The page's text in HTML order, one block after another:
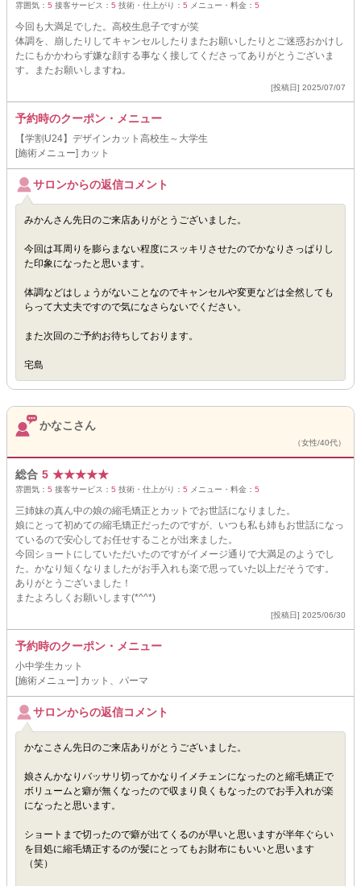
雰囲気： 5 接客サービス： 5 技術・仕上がり： 5 メニュー・料金： 5
今回も大満足でした。高校生息子ですが笑
体調を、崩したりしてキャンセルしたりまたお願いしたりとご迷惑おかけし
たにもかかわらず嫌な顔する事なく接してくださってありがとうございま
す。またお願いしますね。
[投稿日] 2025/07/07
予約時のクーポン・メニュー
【学割U24】デザインカット高校生～大学生
[施術メニュー] カット
サロンからの返信コメント
みかんさん先日のご来店ありがとうございました。
今回は耳周りを膨らまない程度にスッキリさせたのでかなりさっぱりし
た印象になったと思います。
体調などはしょうがないことなのでキャンセルや変更などは全然しても
らって大丈夫ですので気になさらないでください。
また次回のご予約お待ちしております。
宅島
かなこさん
（女性/40代）
総合 5 ★★★★★
雰囲気： 5 接客サービス： 5 技術・仕上がり： 5 メニュー・料金： 5
三姉妹の真ん中の娘の縮毛矯正とカットでお世話になりました。
娘にとって初めての縮毛矯正だったのですが、いつも私も姉もお世話になっ
ているので安心してお任せすることが出来ました。
今回ショートにしていただいたのですがイメージ通りで大満足のようでし
た。かなり短くなりましたがお手入れも楽で思っていた以上だそうです。
ありがとうございました！
またよろしくお願いします(*^^*)
[投稿日] 2025/06/30
予約時のクーポン・メニュー
小中学生カット
[施術メニュー] カット、パーマ
サロンからの返信コメント
かなこさん先日のご来店ありがとうございました。
娘さんかなりバッサリ切ってかなりイメチェンになったのと縮毛矯正で
ボリュームと癖が無くなったので収まり良くもなったのでお手入れが楽
になったと思います。
ショートまで切ったので癖が出てくるのが早いと思いますが半年ぐらい
を目処に縮毛矯正するのが髪にとってもお財布にもいいと思います
（笑）